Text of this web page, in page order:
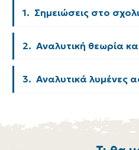
1.  Σημειώσεις στο
2.  Αναλυτική θεωρία
3.  Αναλυτικά λυμένες